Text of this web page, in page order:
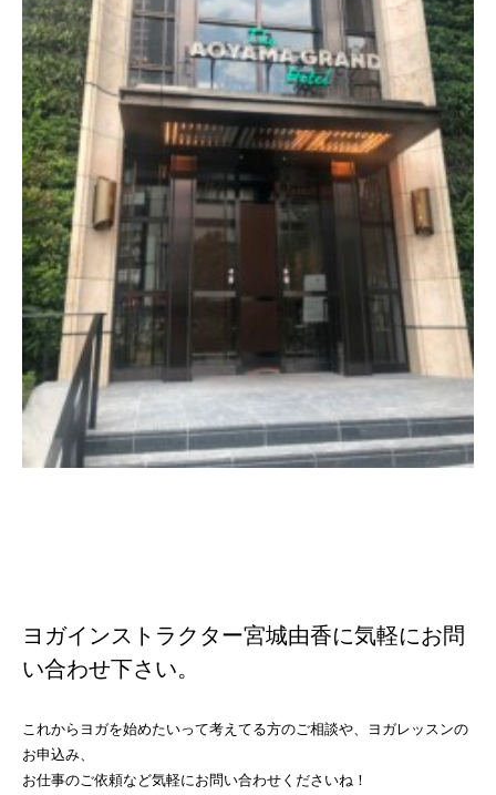
ヨガインストラクター宮城由香に気軽にお問
い合わせ下さい。
これからヨガを始めたいって考えてる方のご相談や、ヨガレッスンの
お申込み、
お仕事のご依頼など気軽にお問い合わせくださいね！